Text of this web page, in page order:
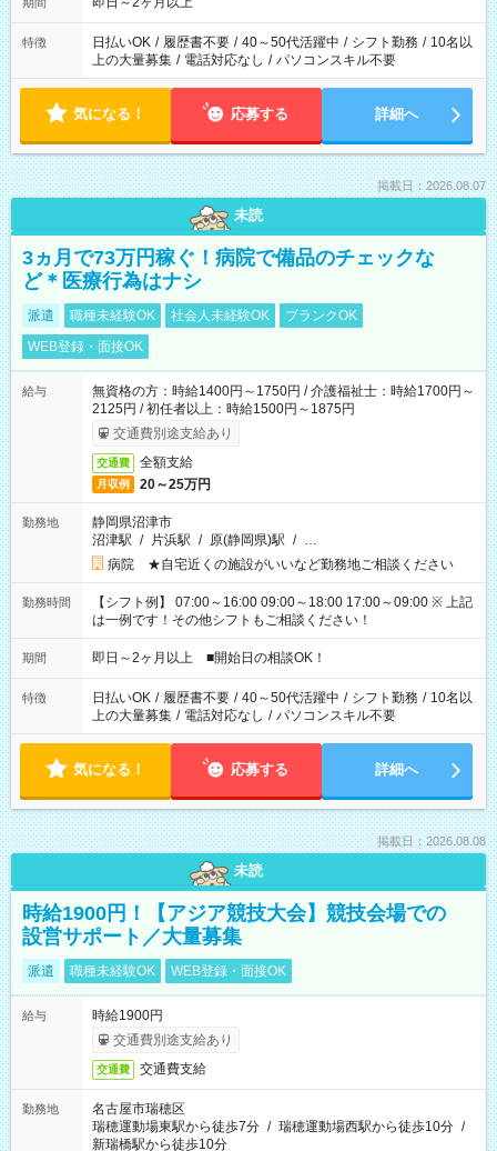
特徴 日払いOK / 履歴書不要 / 40～50代活躍中 / シフト勤務 / 10名以
上の大量募集 / 電話対応なし / パソコンスキル不要
気になる！ 応募する 詳細へ
掲載日：2026.08.07
未読
3ヵ月で73万円稼ぐ！病院で備品のチェックな
ど＊医療行為はナシ
派遣 職種未経験OK 社会人未経験OK
ブランクOK
WEB登録・面接OK
給与
無資格の方：時給1400円～1750円 / 介護福祉士：時給1700円～
2125円 / 初任者以上：時給1500円～1875円
交通費別途支給あり
交通費 全額支給
月収例 20～25万円
勤務地
静岡県沼津市
沼津駅 / 片浜駅 / 原(静岡県)駅 / …
病院 ★自宅近くの施設がいいなど勤務地ご相談ください
勤務時間
【シフト例】 07:00～16:00 09:00～18:00 17:00～09:00 ※ 上記
は一例です！その他シフトもご相談ください！
期間 即日～2ヶ月以上 ■開始日の相談OK！
特徴 日払いOK / 履歴書不要 / 40～50代活躍中 / シフト勤務 / 10名以
上の大量募集 / 電話対応なし / パソコンスキル不要
気になる！ 応募する 詳細へ
掲載日：2026.08.08
未読
時給1900円！【アジア競技大会】競技会場での
設営サポート／大量募集
派遣 職種未経験OK WEB登録・面接OK
給与
時給1900円
交通費別途支給あり
交通費 交通費支給
勤務地
名古屋市瑞穂区
瑞穂運動場東駅から徒歩7分 / 瑞穂運動場西駅から徒歩10分 /
新瑞橋駅から徒歩10分